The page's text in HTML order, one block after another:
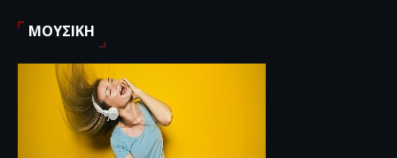
ΜΟΥΣΙΚΗ